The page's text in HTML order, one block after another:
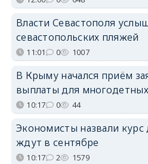
Власти Севастополя
севастопольских пляжей
11:01 0 1007
В Крыму начался приём
выплаты для
10:17 0 44
Экономисты назвали
ждут в сентябре
10:17 2 1579